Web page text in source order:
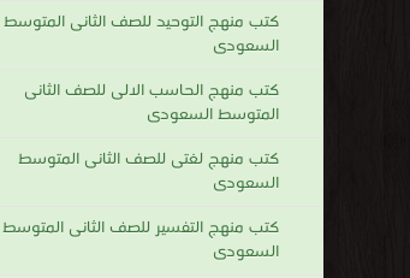
كتب منهج التوحيد للصف الثانى المتوسط
السعودى
كتب منهج الحاسب الالى للصف الثانى
المتوسط السعودى
كتب منهج لغتى للصف الثانى المتوسط
السعودى
كتب منهج التفسير للصف الثانى المتوسط
السعودى